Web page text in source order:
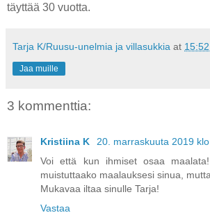
täyttää 30 vuotta.
Tarja K/Ruusu-unelmia ja villasukkia at 15:52
Jaa muille
3 kommenttia:
Kristiina K
20. marraskuuta 2019
Voi että kun ihmiset osaa
muistuttaako maalauksesi sinua,
Mukavaa iltaa sinulle Tarja!
Vastaa